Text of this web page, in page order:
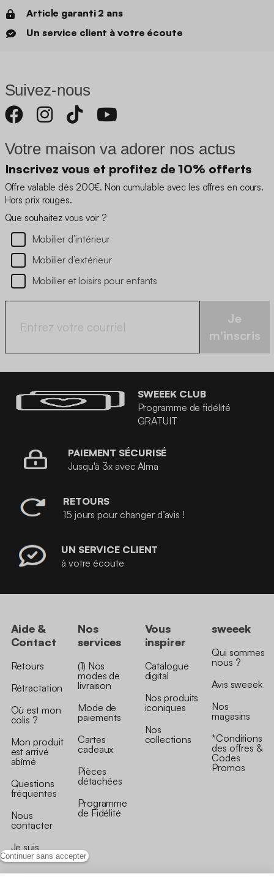
Continuer sans accepter
Article garanti 2 ans
Un service client à votre écoute
Suivez-nous
Votre maison va adorer nos actus
Inscrivez vous et profitez de 10% offerts
Offre valable dès 200€. Non cumulable avec les offres en cours.
Hors prix rouges.
Que souhaitez vous voir ?
Mobilier d’intérieur
Mobilier d’extérieur
Mobilier et loisirs pour enfants
Je
m'inscris
SWEEEK CLUB
Programme de fidélité
GRATUIT
PAIEMENT SÉCURISÉ
Jusqu'à 3x avec Alma
RETOURS
15 jours pour changer d’avis !
UN SERVICE CLIENT
à votre écoute
Aide &
Contact
Retours
Rétractation
Où est mon
colis ?
Mon produit
est arrivé
abîmé
Questions
fréquentes
Nous
contacter
Je suis
professionnel
Nos
services
(1) Nos
modes de
livraison
Mode de
paiements
Cartes
cadeaux
Pièces
détachées
Programme
de Fidélité
Vous
inspirer
Catalogue
digital
Nos produits
iconiques
Nos
collections
sweeek
Qui sommes
nous ?
Avis sweeek
Nos
magasins
*Conditions
des offres &
Codes
Promos